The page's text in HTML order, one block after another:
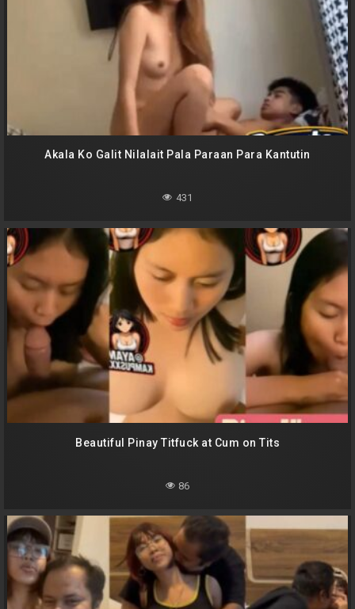
Akala Ko Galit Nilalait Pala Paraan Para Kantutin
431
Beautiful Pinay Titfuck at Cum on Tits
86